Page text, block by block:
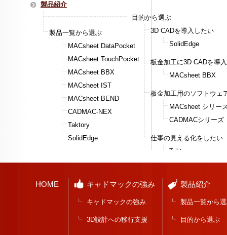
製品紹介
目的から選ぶ
3D CADを導入したい
SolidEdge
板金加工に3D CADを導
MACsheet BBX
板金加工用のソフトウェ
MACsheet シリー
CADMACシリーズ
仕事の見える化をしたい
Taktory
製品一覧から選ぶ
MACsheet DataPocket
MACsheet TouchPocket
MACsheet BBX
MACsheet IST
MACsheet BEND
CADMAC-NEX
Taktory
SolidEdge
HOME キャドマックの強み
キャドマックの強み
3D設計への移行支援
製品紹介
製品一覧から
目的から選ぶ